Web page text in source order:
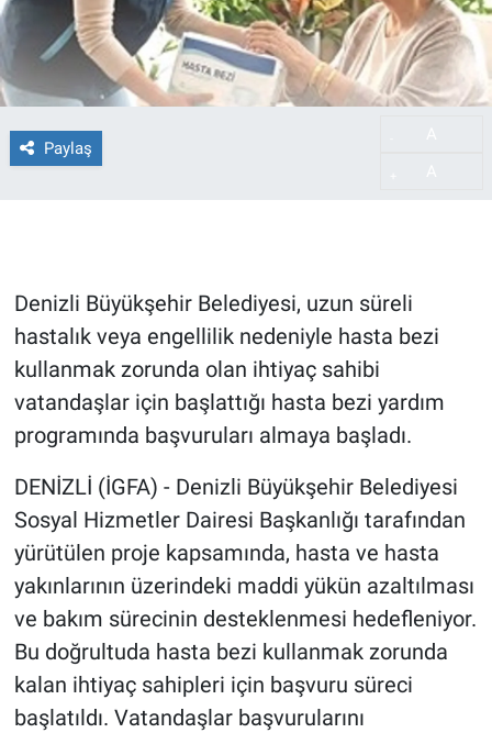
Paylaş
Denizli Büyükşehir Belediyesi, uzun süreli
hastalık veya engellilik nedeniyle hasta bezi
kullanmak zorunda olan ihtiyaç sahibi
vatandaşlar için başlattığı hasta bezi yardım
programında başvuruları almaya başladı.
DENİZLİ (İGFA) - Denizli Büyükşehir Belediyesi
Sosyal Hizmetler Dairesi Başkanlığı tarafından
yürütülen proje kapsamında, hasta ve hasta
yakınlarının üzerindeki maddi yükün azaltılması
ve bakım sürecinin desteklenmesi hedefleniyor.
Bu doğrultuda hasta bezi kullanmak zorunda
kalan ihtiyaç sahipleri için başvuru süreci
başlatıldı. Vatandaşlar başvurularını